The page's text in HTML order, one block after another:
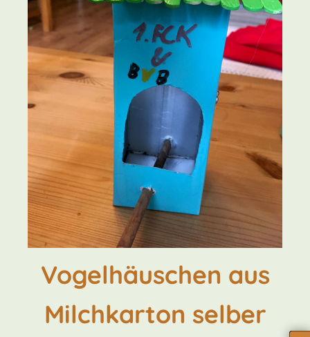
Vogelhäuschen aus
Milchkarton selber